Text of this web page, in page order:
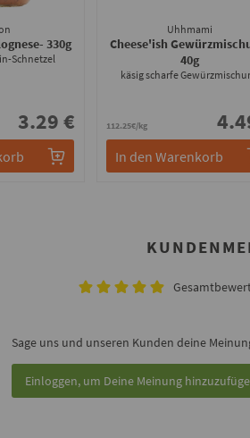
- 330g
Schnetzel
3.29 €
Uhhmami
Cheese'ish
40g
käsig scharfe
112.25€/kg
In den Warenkorb
Sage uns und unseren Kunden deine
Einloggen, um Deine Meinung